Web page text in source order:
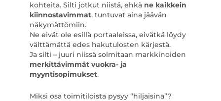
kohteita. Silti jotkut niistä, ehkä ne kaikkein
kiinnostavimmat, tuntuvat aina jäävän
näkymättömiin.
Ne eivät ole esillä portaaleissa, eivätkä löydy
välttämättä edes hakutulosten kärjestä.
Ja silti – juuri niissä solmitaan markkinoiden
merkittävimmät vuokra- ja
myyntisopimukset.
Miksi osa toimitiloista pysyy “hiljaisina”?